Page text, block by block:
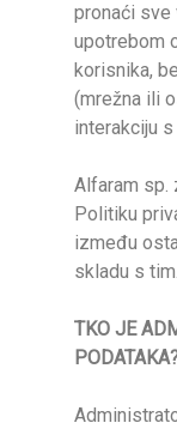
pronaći sve
upotrebom
korisnika,
(mrežna ili
interakciju s
Alfaram sp.
Politiku
između
skladu s tim.
TKO JE